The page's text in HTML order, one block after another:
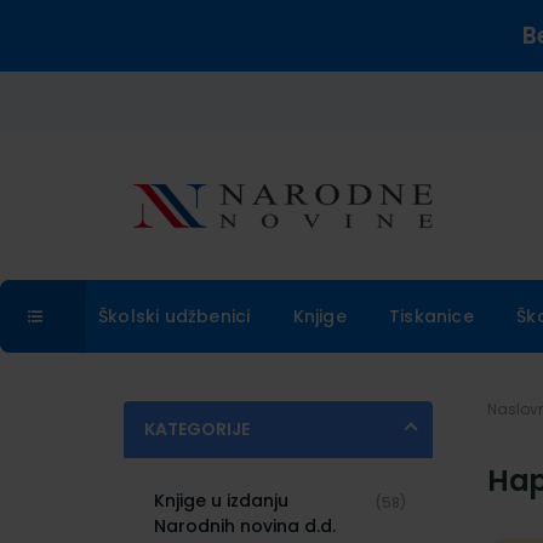
Školski udžbenici Knjige Tiskanice
KATEGORIJE
Knjige u izdanju
Narodnih novina d.d.
(58)